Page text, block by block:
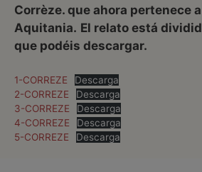
Corrèze. que ahora pertenece
Aquitania. El relato está
que podéis descargar.
1-CORREZE
Descarga
2-CORREZE
Descarga
3-CORREZE
Descarga
4-CORREZE
Descarga
5-CORREZE
Descarga